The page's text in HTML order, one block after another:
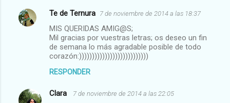
Te de Ternura 7 de noviembre de 2014 a las 18:37
MIS QUERIDAS AMIG@S;
Mil gracias por vuestras letras; os deseo un fin
de semana lo más agradable posible de todo
corazón:)))))))))))))))))))))))))))
RESPONDER
Clara 7 de noviembre de 2014 a las 22:05